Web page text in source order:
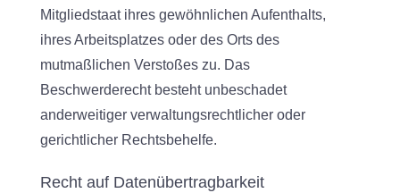
Mitgliedstaat ihres gewöhnlichen Aufenthalts,
ihres Arbeitsplatzes oder des Orts des
mutmaßlichen Verstoßes zu. Das
Beschwerderecht besteht unbeschadet
anderweitiger verwaltungsrechtlicher oder
gerichtlicher Rechtsbehelfe.
Recht auf Daten­übertrag­barkeit